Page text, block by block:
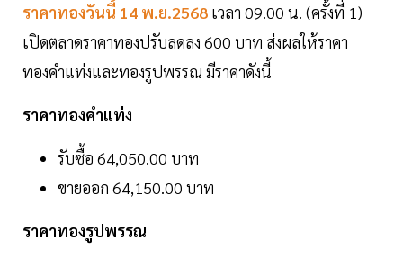
ราคาทองวันนี้ 14 พ.ย.2568 เวลา 09.00 น. (ครั้งที่ 1)
เปิดตลาดราคาทองปรับลดลง 600 บาท ส่งผลให้ราคา
ทองคำแท่งและทองรูปพรรณ มีราคาดังนี้
ราคาทองคำแท่ง
รับซื้อ 64,050.00 บาท
ขายออก 64,150.00 บาท
ราคาทองรูปพรรณ